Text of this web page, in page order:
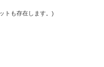
トも存在します。)